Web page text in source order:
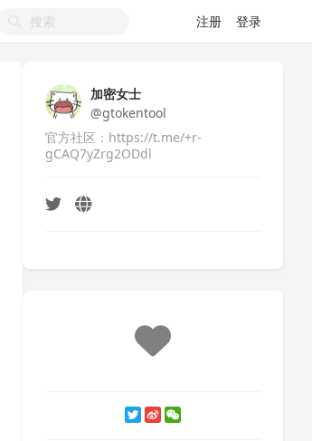
注册 登录
加密女士
@gtokentool
官方社区：https://t.me/+r-
gCAQ7yZrg2ODdl